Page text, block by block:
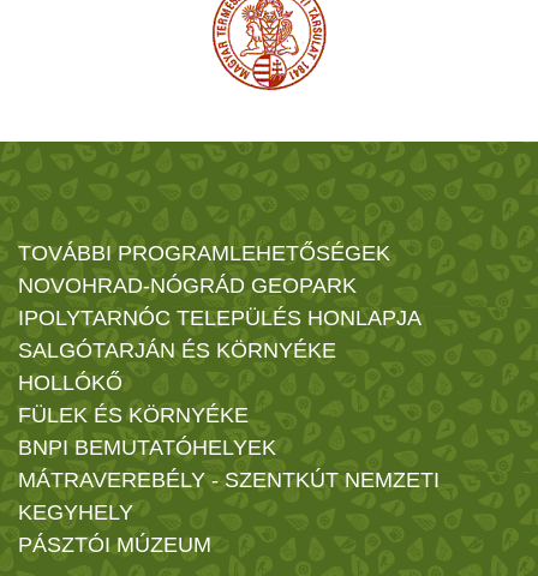
TOVÁBBI PROGRAMLEHETŐSÉGEK
NOVOHRAD-NÓGRÁD GEOPARK
IPOLYTARNÓC TELEPÜLÉS HONLAPJA
SALGÓTARJÁN ÉS KÖRNYÉKE
HOLLÓKŐ
FÜLEK ÉS KÖRNYÉKE
BNPI BEMUTATÓHELYEK
MÁTRAVEREBÉLY - SZENTKÚT NEMZETI
KEGYHELY
PÁSZTÓI MÚZEUM